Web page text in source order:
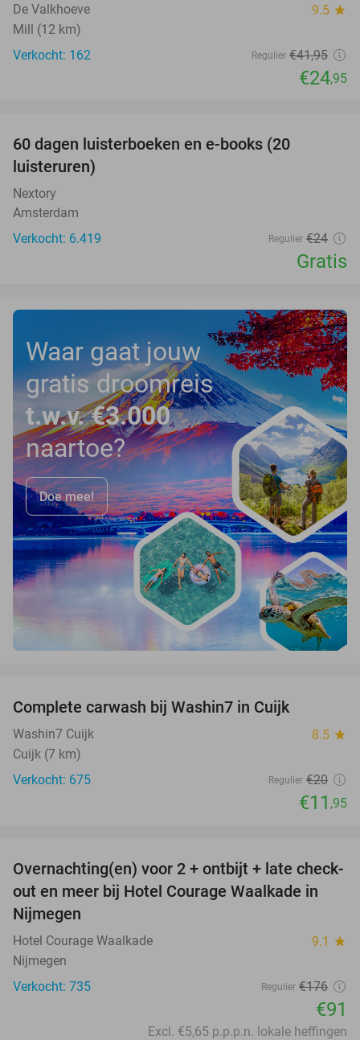
De Valkhoeve 9.5 star
Mill (12 km)
Verkocht: 162
Regulier €41,95
€24,95
60 dagen luisterboeken en e-books (20
luisteruren)
Nextory
Amsterdam
Verkocht: 6.419
Regulier €24
Gratis
Waar gaat jouw
gratis droomreis
t.w.v. €3.000
naartoe?
Doe mee!
Complete carwash bij Washin7 in Cuijk
Washin7 Cuijk 8.5 star
Cuijk (7 km)
Verkocht: 675
Regulier €20
€11 ,95
48%
Overnachting(en) voor 2 + ontbijt + late check-
out en meer bij Hotel Courage Waalkade in
Nijmegen
Hotel Courage Waalkade 9.1 star
Nijmegen
Verkocht: 735
Regulier €176
€91
Excl. €5,65 p.p.p.n. lokale heffingen